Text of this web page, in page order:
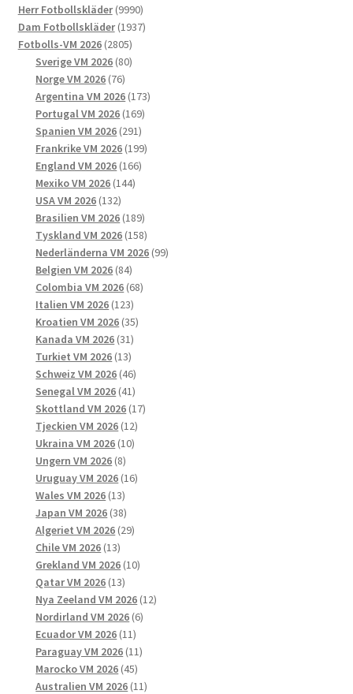
produkter
Herr Fotbollskläder 99909990
produkter
Dam Fotbollskläder 19371937
Fotbolls-VM 2026 28052805
produkter
Sverige VM 2026 8080
Norge VM 2026 7676
produkter
Argentina VM 2026 173173
Portugal VM 2026 169169
Spanien VM 2026 291291
produkter
Frankrike VM 2026 199199
England VM 2026 166166
Mexiko VM 2026 144144
USA VM 2026 132132
produkter
Brasilien VM 2026 189189
produkter
Tyskland VM 2026 158158
produkter
Nederländerna VM 2026 9999
Belgien VM 2026 8484
produkter
Colombia VM 2026 6868
Italien VM 2026 123123
produkter
Kroatien VM 2026 3535
Kanada VM 2026 3131
produkter
Turkiet VM 2026 1313
produkter
Schweiz VM 2026 4646
produkter
Senegal VM 2026 4141
produkter
Skottland VM 2026 1717
Tjeckien VM 2026 1212
Ukraina VM 2026 1010
Ungern VM 2026 88
produkter
Uruguay VM 2026 1616
Wales VM 2026 1313
produkter
Japan VM 2026 3838
produkter
Algeriet VM 2026 2929
Chile VM 2026 1313
produkter
Grekland VM 2026 1010
Qatar VM 2026 1313
produkter
Nya Zeeland VM 2026 1212
Nordirland VM 2026 66
Ecuador VM 2026 1111
produkter
Paraguay VM 2026 1111
Marocko VM 2026 4545
produkter
Australien VM 2026 1111